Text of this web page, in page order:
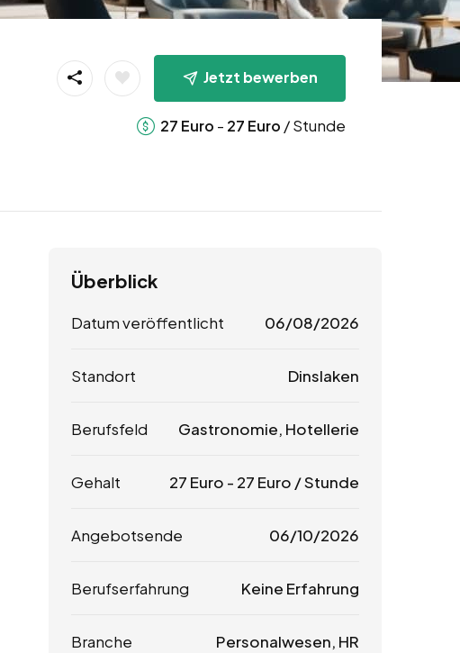
Jetzt bewerben
27 Euro - 27 Euro / Stunde
Überblick
Datum veröffentlicht 06/08/2026
Standort Dinslaken
Berufsfeld Gastronomie, Hotellerie
Gehalt 27 Euro - 27 Euro / Stunde
Angebotsende 06/10/2026
Berufserfahrung Keine Erfahrung
Branche Personalwesen, HR